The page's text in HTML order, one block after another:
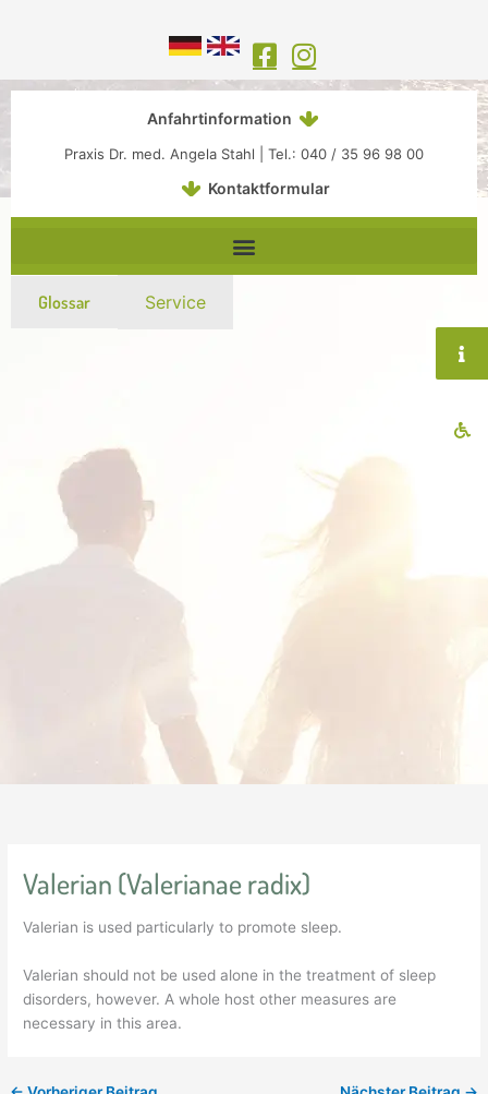
Anfahrtinformation
Praxis Dr. med. Angela Stahl | Tel.: 040 / 35 96 98 00
Kontaktformular
Glossar Service
Valerian (Valerianae radix)
Valerian is used particularly to promote sleep.
Valerian should not be used alone in the treatment of sleep
disorders, however. A whole host other measures are
necessary in this area.